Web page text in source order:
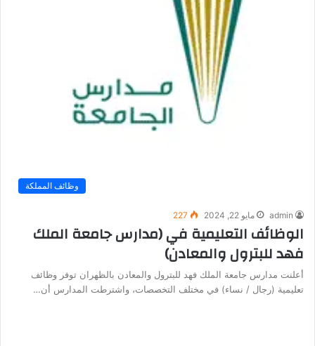
وظائف المملكة
admin مايو 22, 2024 227
الوظائف التعليمية في (مدارس جامعة الملك
فهد للبترول والمعادن)
أعلنت مدارس جامعة الملك فهد للبترول والمعادن بالظهران توفر وظائف
تعليمية (رجال / نساء) في مختلف التخصصات، واشترطت المدارس أن…